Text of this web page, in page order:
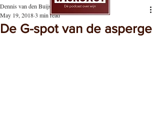
De G-spot van de asperge
Dennis van den Buijs
May 19, 20183 min read